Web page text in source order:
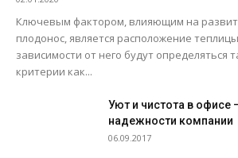
Ключевым фактором, влияющим на
плодонос, является расположение
зависимости от него будут определяться
критерии как...
Уют и чистота в офисе
надежности компании
06.09.2017